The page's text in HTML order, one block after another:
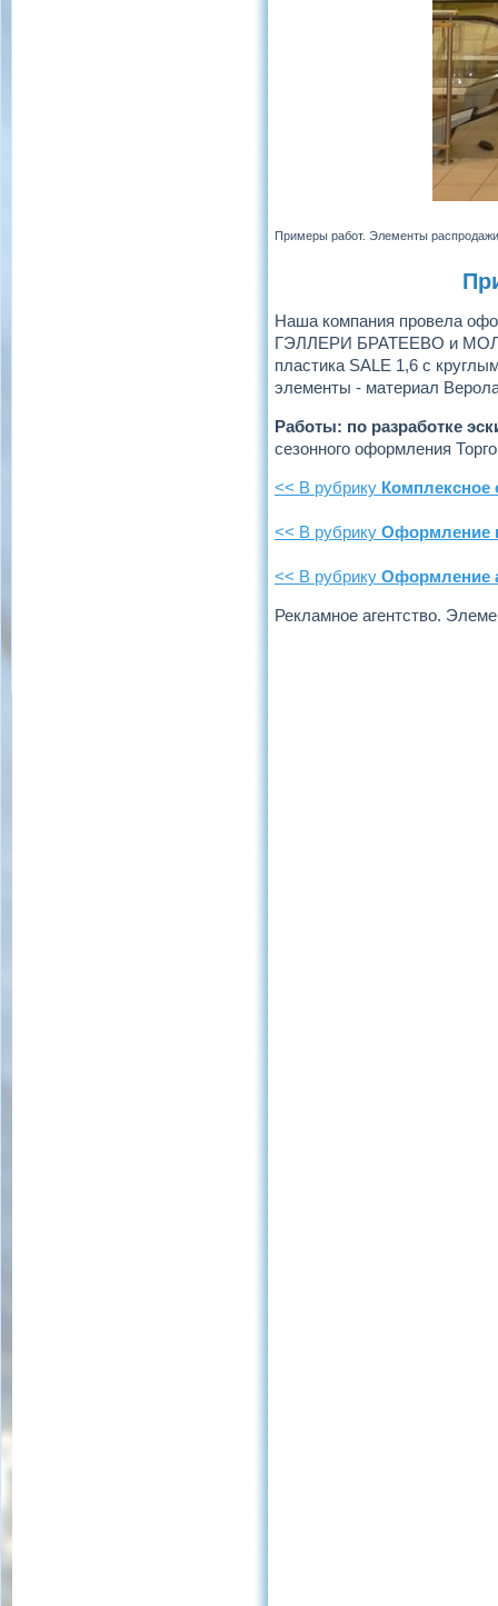
Примеры работ. Элементы распродажи
Наша компания провела
ГЭЛЛЕРИ БРАТЕЕВО и
пластика SALE 1,6 с
элементы - материал
Работы: по разработке
сезонного оформления
<< В рубрику
<< В рубрику Оформление
<< В рубрику Оформление
Рекламное агентство.